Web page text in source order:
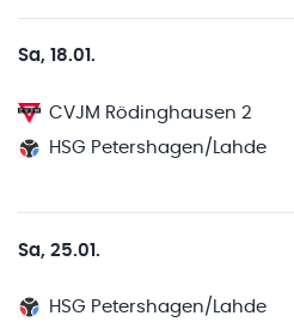
Sa, 18.01.
CVJM Rödinghausen 2
HSG Petershagen/Lahde
Sa, 25.01.
HSG Petershagen/Lahde